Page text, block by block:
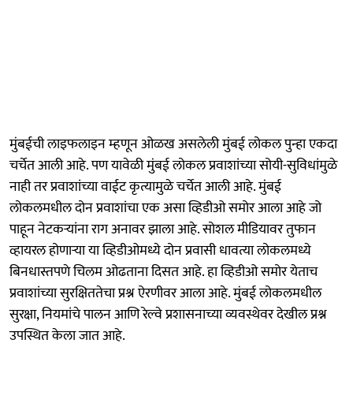
मुंबईची लाइफलाइन म्हणून ओळख असलेली मुंबई लोकल पुन्हा एकदा
चर्चेत आली आहे. पण यावेळी मुंबई लोकल प्रवाशांच्या सोयी-सुविधांमुळे
नाही तर प्रवाशांच्या वाईट कृत्यामुळे चर्चेत आली आहे. मुंबई
लोकलमधील दोन प्रवाशांचा एक असा व्हिडीओ समोर आला आहे जो
पाहून नेटकऱ्यांना राग अनावर झाला आहे. सोशल मीडियावर तुफान
व्हायरल होणाऱ्या या व्हिडीओमध्ये दोन प्रवासी धावत्या लोकलमध्ये
बिनधास्तपणे चिलम ओढताना दिसत आहे. हा व्हिडीओ समोर येताच
प्रवाशांच्या सुरक्षिततेचा प्रश्न ऐरणीवर आला आहे. मुंबई लोकलमधील
सुरक्षा, नियमांचे पालन आणि रेल्वे प्रशासनाच्या व्यवस्थेवर देखील प्रश्न
उपस्थित केला जात आहे.